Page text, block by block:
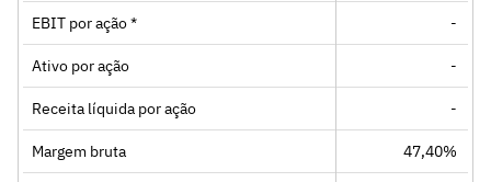
EBIT por ação * -
Ativo por ação -
Receita líquida por ação -
Margem bruta 47,40%